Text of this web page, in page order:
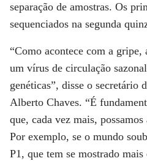
separação de amostras. Os
sequenciados na segunda
“Como acontece com a
um vírus de circulação
genéticas”, disse o secretário
Alberto Chaves. “É
que, cada vez mais,
Por exemplo, se o mundo
P1, que tem se mostrado